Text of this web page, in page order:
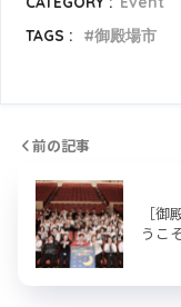
TAGS :
御殿場市
前の記事
［
うこ